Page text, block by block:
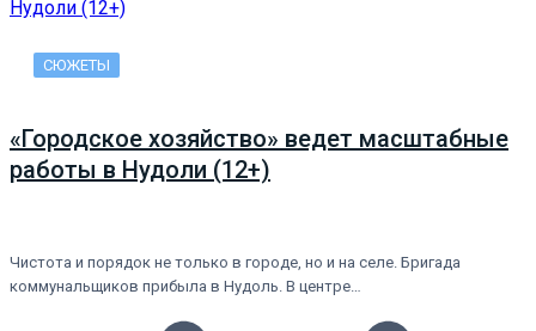
СЮЖЕТЫ
«Городское хозяйство» ведет масштабные
работы в Нудоли (12+)
Чистота и порядок не только в городе, но и на селе. Бригада
коммунальщиков прибыла в Нудоль. В центре…